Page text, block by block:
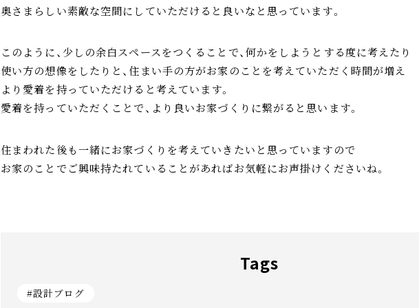
奥さまらしい素敵な空間にしていただけると良いなと思っています。
このように、少しの余白スペースをつくることで、何かをしようとする度に考えたり
使い方の想像をしたりと、住まい手の方がお家のことを考えていただく時間が増え
より愛着を持っていただけると考えています。
愛着を持っていただくことで、より良いお家づくりに繋がると思います。
住まわれた後も一緒にお家づくりを考えていきたいと思っていますので
お家のことでご興味持たれていることがあればお気軽にお声掛けくださいね。
Tags
#設計ブログ